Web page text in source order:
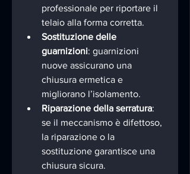
professionale per riportare il
telaio alla forma corretta.
Sostituzione delle
guarnizioni: guarnizioni
nuove assicurano una
chiusura ermetica e
migliorano l’isolamento.
Riparazione della serratura:
se il meccanismo è difettoso,
la riparazione o la
sostituzione garantisce una
chiusura sicura.